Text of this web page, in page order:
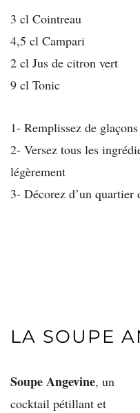
3 cl Cointreau
4,5 cl Campari
2 cl Jus de citron vert
9 cl Tonic
1- Remplissez de
2- Versez tous les
légèrement
3- Décorez d’un quartier
LA SOUPE
Soupe Angevine, un
cocktail pétillant et